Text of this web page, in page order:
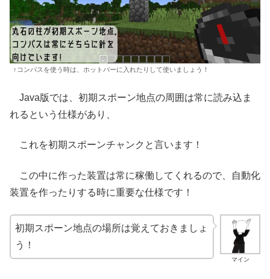
↑コンパスを使う時は、ホットバーに入れたりして使いましょう！
Java版では、初期スポーン地点の周囲は常に読み込ま
れるという仕様があり、
これを初期スポーンチャンクと言います！
この中に作った装置は常に稼働してくれるので、自動化
装置を作ったりする時に重要な仕様です！
マイン
初期スポーン地点の場所は覚えておきましょ
う！